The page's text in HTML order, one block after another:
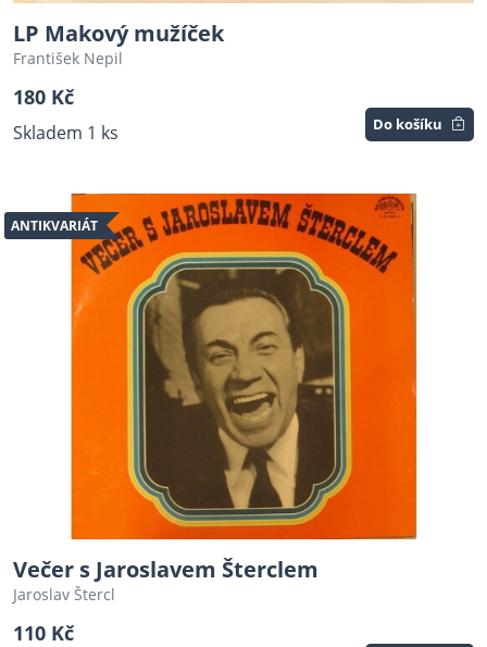
LP Makový mužíček
František Nepil
180 Kč
Skladem 1 ks Do košíku
ANTIKVARIÁT
Večer s Jaroslavem Šterclem
Jaroslav Štercl
110 Kč